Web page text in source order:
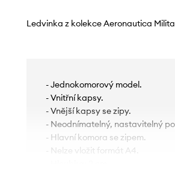
Ledvinka z kolekce Aeronautica
- Jednokomorový model.
- Vnitřní kapsy.
- Vnější kapsy se zipy.
- Neodnímatelný, nastavitelný
- Hlavní komora se zipem.
- Nelze vložit formát A4.